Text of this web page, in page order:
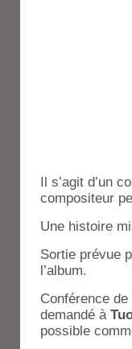
Il s’agit d’un
compositeur
Une histoire
Sortie prévue
l’album.
Conférence
demandé à
possible